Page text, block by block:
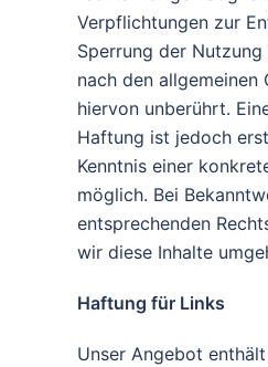
Verpflichtungen zur
Sperrung der
nach den allgemeinen
hiervon unberührt.
Haftung ist jedoch
Kenntnis einer
möglich. Bei
entsprechenden
wir diese Inhalte
Haftung für Links
Unser Angebot